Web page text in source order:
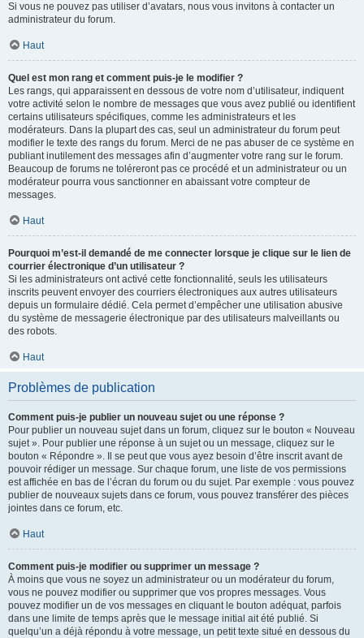
Si vous ne pouvez pas utiliser d’avatars, nous vous invitons à contacter un
administrateur du forum.
Haut
Quel est mon rang et comment puis-je le modifier ?
Les rangs, qui apparaissent en dessous de votre nom d’utilisateur, indiquent
votre activité selon le nombre de messages que vous avez publié ou identifient
certains utilisateurs spécifiques, comme les administrateurs et les
modérateurs. Dans la plupart des cas, seul un administrateur du forum peut
modifier le texte des rangs du forum. Merci de ne pas abuser de ce système en
publiant inutilement des messages afin d’augmenter votre rang sur le forum.
Beaucoup de forums ne toléreront pas ce procédé et un administrateur ou un
modérateur pourra vous sanctionner en abaissant votre compteur de
messages.
Haut
Pourquoi m’est-il demandé de me connecter lorsque je clique sur le lien de
courrier électronique d’un utilisateur ?
Si les administrateurs ont activé cette fonctionnalité, seuls les utilisateurs
inscrits peuvent envoyer des courriers électroniques aux autres utilisateurs
depuis un formulaire dédié. Cela permet d’empêcher une utilisation abusive
du système de messagerie électronique par des utilisateurs malveillants ou
des robots.
Haut
Problèmes de publication
Comment puis-je publier un nouveau sujet ou une réponse ?
Pour publier un nouveau sujet dans un forum, cliquez sur le bouton « Nouveau
sujet ». Pour publier une réponse à un sujet ou un message, cliquez sur le
bouton « Répondre ». Il se peut que vous ayez besoin d’être inscrit avant de
pouvoir rédiger un message. Sur chaque forum, une liste de vos permissions
est affichée en bas de l’écran du forum ou du sujet. Par exemple : vous pouvez
publier de nouveaux sujets dans ce forum, vous pouvez transférer des pièces
jointes dans ce forum, etc.
Haut
Comment puis-je modifier ou supprimer un message ?
À moins que vous ne soyez un administrateur ou un modérateur du forum,
vous ne pouvez modifier ou supprimer que vos propres messages. Vous
pouvez modifier un de vos messages en cliquant le bouton adéquat, parfois
dans une limite de temps après que le message initial ait été publié. Si
quelqu’un a déjà répondu à votre message, un petit texte situé en dessous du